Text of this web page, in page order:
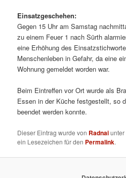
Einsatzgeschehen:
Gegen 15 Uhr am Samstag
zu einem Feuer 1 nach Sürth
eine Erhöhung des
Menschenleben in Gefahr, da eine
Wohnung gemeldet worden war.
Beim Eintreffen vor Ort wurde als
Essen in der Küche festgestellt, so
beendet werden konnte.
Dieser Eintrag wurde von Radnaiunter
ein Lesezeichen für den Permalink.